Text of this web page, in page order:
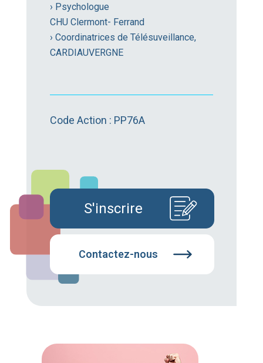
› Psychologue
CHU Clermont- Ferrand
› Coordinatrices de Télésuveillance,
CARDIAUVERGNE
Code Action : PP76A
S'inscrire
Contactez-nous